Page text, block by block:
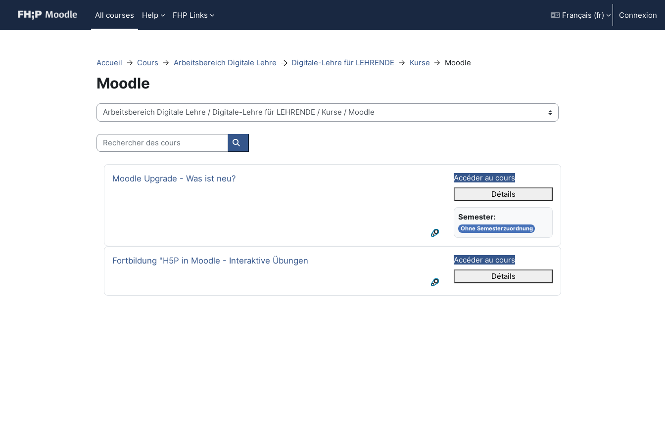
All courses
Help FHP Links Français ‎(fr)‎ Connexion
Accueil Cours Arbeitsbereich Digitale Lehre Digitale-Lehre für LEHRENDE Kurse Moodle
Moodle
Catégories de cours
Rechercher des cours
Rechercher des cours
Nom du cours
Moodle Upgrade - Was ist neu?
Accéder au cours
Détails
Semester:
Ohne Semesterzuordnung
Nom du cours
Fortbildung "H5P in Moodle - Interaktive Übungen
Accéder au cours
Détails